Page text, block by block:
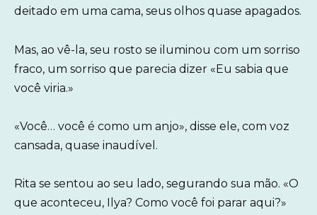
deitado em uma cama, seus olhos quase apagados.
Mas, ao vê-la, seu rosto se iluminou com um sorriso
fraco, um sorriso que parecia dizer «Eu sabia que
você viria.»
«Você… você é como um anjo», disse ele, com voz
cansada, quase inaudível.
Rita se sentou ao seu lado, segurando sua mão. «O
que aconteceu, Ilya? Como você foi parar aqui?»